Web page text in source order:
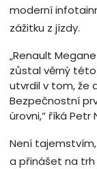
moderní
zážitku z jízdy.
„Renault
zůstal věrný
utvrdil v tom, že
Bezpečnostní
úrovni,“ říká Petr
Není
a přinášet na